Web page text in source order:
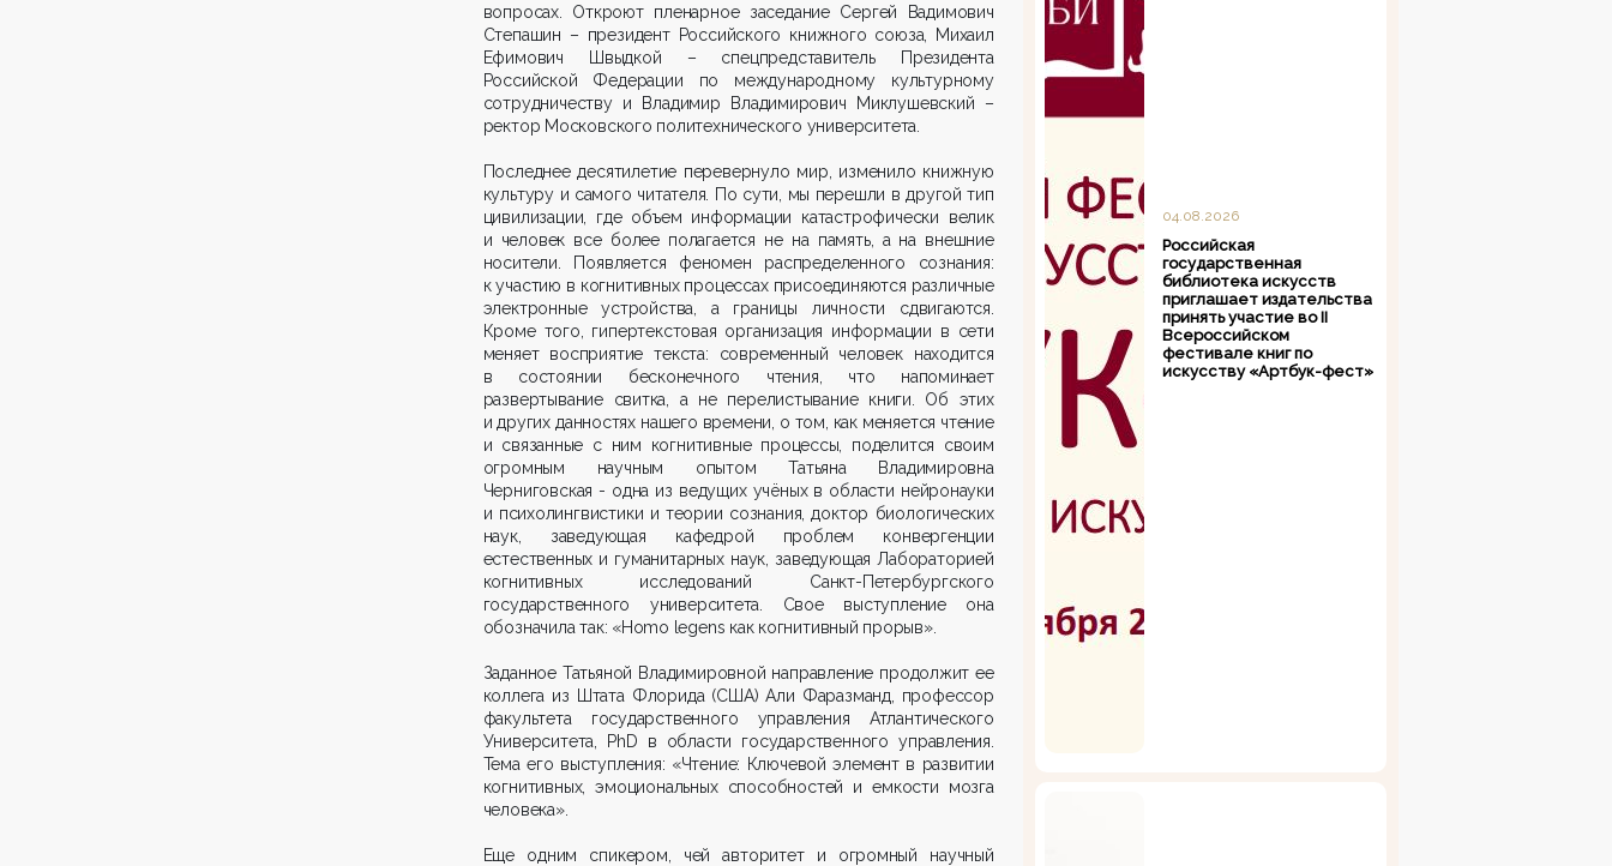
вопросах. Откроют пленарное заседание Сергей Вадимович
Степашин – президент Российского книжного союза, Михаил
Ефимович Швыдкой – спецпредставитель Президента
Российской Федерации по международному культурному
сотрудничеству и Владимир Владимирович Миклушевский –
ректор Московского политехнического университета.
Последнее десятилетие перевернуло мир, изменило книжную
культуру и самого читателя. По сути, мы перешли в другой тип
цивилизации, где объем информации катастрофически велик
и человек все более полагается не на память, а на внешние
носители. Появляется феномен распределенного сознания:
к участию в когнитивных процессах присоединяются различные
электронные устройства, а границы личности сдвигаются.
Кроме того, гипертекстовая организация информации в сети
меняет восприятие текста: современный человек находится
в состоянии бесконечного чтения, что напоминает
развертывание свитка, а не перелистывание книги. Об этих
и других данностях нашего времени, о том, как меняется чтение
и связанные с ним когнитивные процессы, поделится своим
огромным научным опытом Татьяна Владимировна
Черниговская - одна из ведущих учёных в области нейронауки
и психолингвистики и теории сознания, доктор биологических
наук, заведующая кафедрой проблем конвергенции
естественных и гуманитарных наук, заведующая Лабораторией
когнитивных исследований Санкт-Петербургского
государственного университета. Свое выступление она
обозначила так: «Homo legens как когнитивный прорыв».
Заданное Татьяной Владимировной направление продолжит ее
коллега из Штата Флорида (США) Али Фаразманд, профессор
факультета государственного управления Атлантического
Университета, PhD в области государственного управления.
Тема его выступления: «Чтение: Ключевой элемент в развитии
когнитивных, эмоциональных способностей и емкости мозга
человека».
Еще одним спикером, чей авторитет и огромный научный
04.08.2026
Российская
государственная
библиотека искусств
приглашает издательства
принять участие во II
Всероссийском
фестивале книг по
искусству «Артбук-фест»